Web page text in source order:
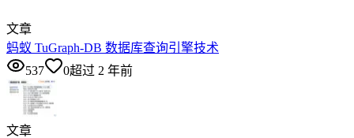
文章
蚂蚁 TuGraph-DB 数据库查询引擎技术
537
0超过 2 年前
文章